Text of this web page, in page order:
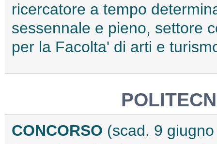
ricercatore a tempo
sessennale e pieno, settore
per la Facolta' di arti e
CONCORSO (scad. 9